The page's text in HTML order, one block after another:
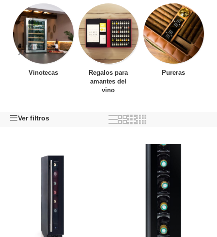
Vinotecas
Regalos para
amantes del
vino
Pureras
Ver filtros